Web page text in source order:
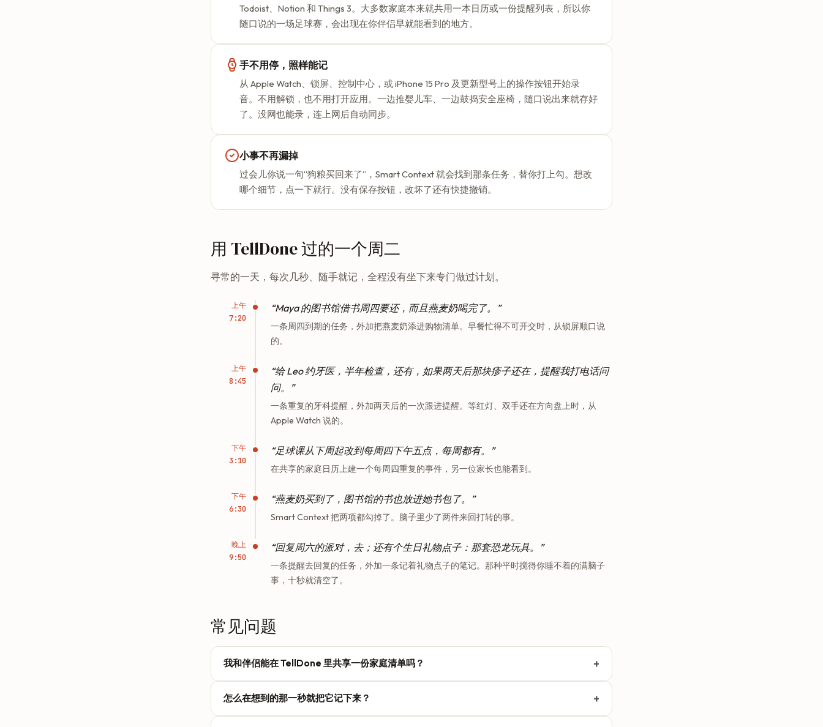
Todoist、Notion 和 Things 3。大多数家庭本来就共用一本日历或一份提醒列表，所以你
随口说的一场足球赛，会出现在你伴侣早就能看到的地方。
手不用停，照样能记
从 Apple Watch、锁屏、控制中心，或 iPhone 15 Pro 及更新型号上的操作按钮开始录
音。不用解锁，也不用打开应用。一边推婴儿车、一边鼓捣安全座椅，随口说出来就存好
了。没网也能录，连上网后自动同步。
小事不再漏掉
过会儿你说一句“狗粮买回来了”，Smart Context 就会找到那条任务，替你打上勾。想改
哪个细节，点一下就行。没有保存按钮，改坏了还有快捷撤销。
用 TellDone 过的一个周二
寻常的一天，每次几秒、随手就记，全程没有坐下来专门做过计划。
上午
7:20
“Maya 的图书馆借书周四要还，而且燕麦奶喝完了。”
一条周四到期的任务，外加把燕麦奶添进购物清单。早餐忙得不可开交时，从锁屏顺口说
的。
上午
8:45
“给 Leo 约牙医，半年检查，还有，如果两天后那块疹子还在，提醒我打电话问
问。”
一条重复的牙科提醒，外加两天后的一次跟进提醒。等红灯、双手还在方向盘上时，从
Apple Watch 说的。
下午
3:10
“足球课从下周起改到每周四下午五点，每周都有。”
在共享的家庭日历上建一个每周四重复的事件，另一位家长也能看到。
下午
6:30
“燕麦奶买到了，图书馆的书也放进她书包了。”
Smart Context 把两项都勾掉了。脑子里少了两件来回打转的事。
晚上
9:50
“回复周六的派对，去；还有个生日礼物点子：那套恐龙玩具。”
一条提醒去回复的任务，外加一条记着礼物点子的笔记。那种平时搅得你睡不着的满脑子
事，十秒就清空了。
常见问题
我和伴侣能在 TellDone 里共享一份家庭清单吗？ +
Apple Reminders、Google Tasks、Todoist、Notion 和 Things 3，这些大多数家庭本来就在共
享。随口说一场足球赛，它就会落到你伴侣早就能看到的那本日历上。
怎么在想到的那一秒就把它记下来？ +